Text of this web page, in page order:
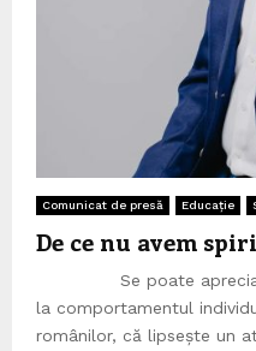
Comunicat de presă Educație
De ce nu avem
Se poate aprecia,
la comportamentul
românilor, că lipsește un